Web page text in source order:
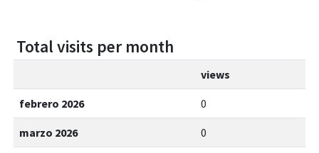
Total visits per month
views
febrero 2026 0
marzo 2026 0